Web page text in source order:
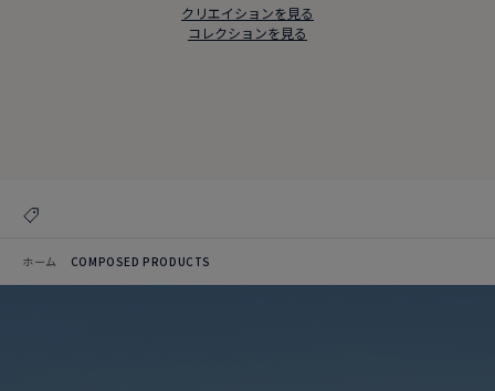
クリエイションを見る
コレクションを見る
ホーム COMPOSED PRODUCTS